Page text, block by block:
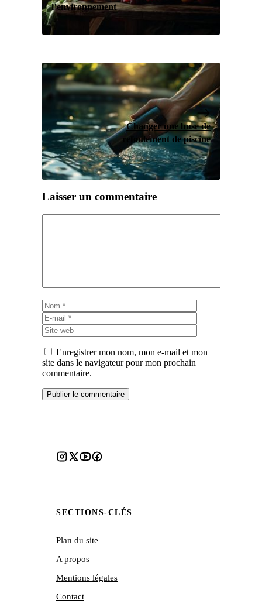
l’environnement
Changer une buse de
refoulement de piscine
Laisser un commentaire
Nom
mail
web
Enregistrer mon nom, mon e-mail et mon
site dans le navigateur pour mon prochain
commentaire.
SECTIONS-CLÉS
Plan du site
A propos
Mentions légales
Contact